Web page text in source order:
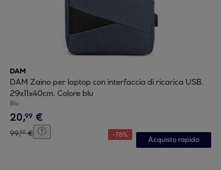
DAM
DAM Zaino per laptop con interfaccia di ricarica USB.
29x11x40cm. Colore blu
Blu
20,99 €
99,00 € -78%
Acquisto rapido